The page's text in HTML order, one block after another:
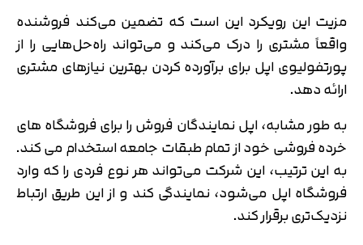
مزیت این رویکرد این است که تضمین می‌کند فروشنده
واقعاً مشتری را درک می‌کند و می‌تواند راه‌حل‌هایی را از
پورتفولیوی اپل برای برآورده کردن بهترین نیازهای مشتری
ارائه دهد.
به طور مشابه، اپل نمایندگان فروش را برای فروشگاه های
خرده فروشی خود از تمام طبقات جامعه استخدام می کند.
به این ترتیب، این شرکت می‌تواند هر نوع فردی را که وارد
فروشگاه اپل می‌شود، نمایندگی کند و از این طریق ارتباط
نزدیک‌تری برقرار کند.